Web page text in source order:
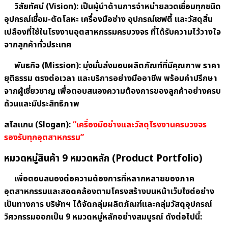
วิสัยทัศน์ (Vision): เป็นผู้นำด้านการจำหน่ายลวดเชื่อมทุกชนิด
อุปกรณ์เชื่อม-ตัดโลหะ เครื่องมือช่าง อุปกรณ์เซฟตี้ และวัสดุสิ้น
เปลืองที่ใช้ในโรงงานอุตสาหกรรมครบวงจร ที่ได้รับความไว้วางใจ
จากลูกค้าทั่วประเทศ
พันธกิจ (Mission): มุ่งมั่นส่งมอบผลิตภัณฑ์ที่มีคุณภาพ ราคา
ยุติธรรม ตรงต่อเวลา และบริการอย่างมืออาชีพ พร้อมคำปรึกษา
จากผู้เชี่ยวชาญ เพื่อตอบสนองความต้องการของลูกค้าอย่างครบ
ถ้วนและมีประสิทธิภาพ
สโลแกน (Slogan):“เครื่องมือช่างและวัสดุโรงงานครบวงจร
รองรับทุกอุตสาหกรรม”
หมวดหมู่สินค้า 9 หมวดหลัก (Product Portfolio)
เพื่อตอบสนองต่อความต้องการที่หลากหลายของภาค
อุตสาหกรรมและสอดคล้องตามโครงสร้างบนหน้าเว็บไซต์อย่าง
เป็นทางการ บริษัทฯ ได้จัดกลุ่มผลิตภัณฑ์และกลุ่มวัสดุอุปกรณ์
วิศวกรรมออกเป็น 9 หมวดหมู่หลักอย่างสมบูรณ์ ดังต่อไปนี้: